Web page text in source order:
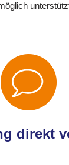
direkt